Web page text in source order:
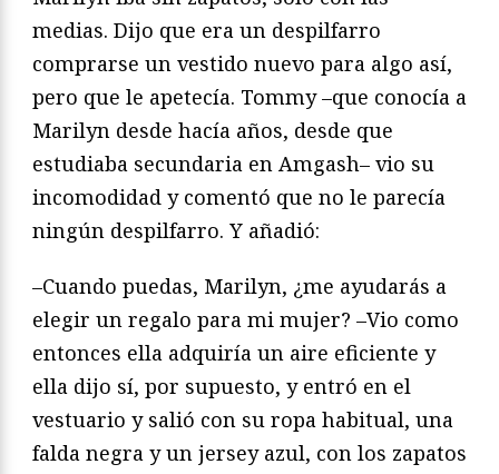
medias. Dijo que era un despilfarro
comprarse un vestido nuevo para algo así,
pero que le apetecía. Tommy –que conocía a
Marilyn desde hacía años, desde que
estudiaba secundaria en Amgash– vio su
incomodidad y comentó que no le parecía
ningún despilfarro. Y añadió:
–Cuando puedas, Marilyn, ¿me ayudarás a
elegir un regalo para mi mujer? –Vio como
entonces ella adquiría un aire eficiente y
ella dijo sí, por supuesto, y entró en el
vestuario y salió con su ropa habitual, una
falda negra y un jersey azul, con los zapatos